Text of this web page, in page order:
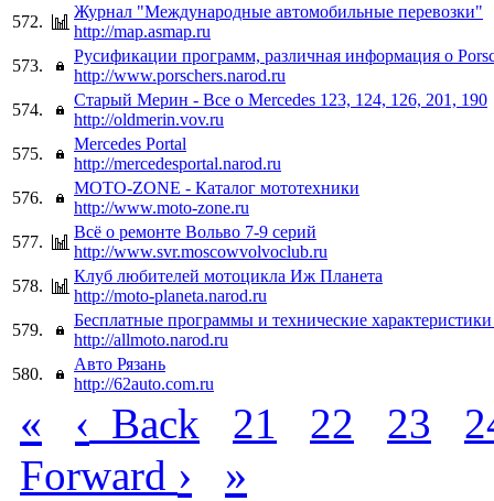
572.
Журнал "Международные автомобильные перевозки"
http://map.asmap.ru
573.
Русификации программ, различная информация о
http://www.porschers.narod.ru
574.
Старый Мерин - Все о Mercedes 123, 124, 126, 201, 190
http://oldmerin.vov.ru
575.
Mercedes Portal
http://mercedesportal.narod.ru
576.
MOTO-ZONE - Каталог мототехники
http://www.moto-zone.ru
577.
Всё о ремонте Вольво 7-9 серий
http://www.svr.moscowvolvoclub.ru
578.
Клуб любителей мотоцикла Иж Планета
http://moto-planeta.narod.ru
579.
Бесплатные программы и технические
http://allmoto.narod.ru
580.
Авто Рязань
http://62auto.com.ru
« ‹ Back 21 22 23
Forward › »